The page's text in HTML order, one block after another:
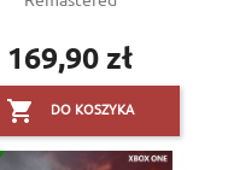
Cena
169,90 zł
 DO KOSZYKA